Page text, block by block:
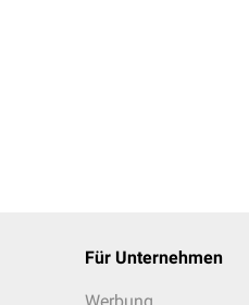
Für Unternehmen